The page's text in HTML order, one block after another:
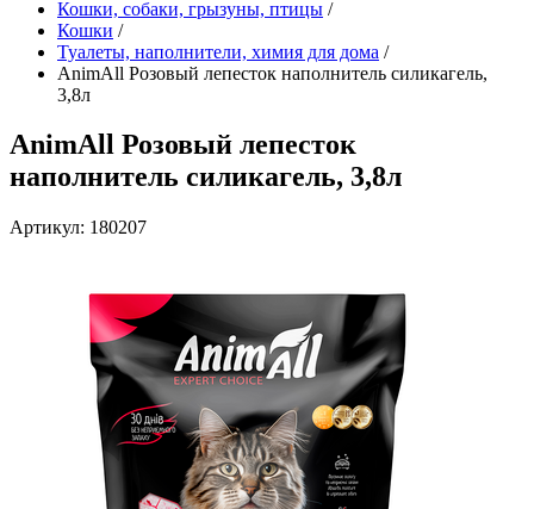
Кошки, собаки, грызуны, птицы /
Кошки /
Туалеты, наполнители, химия для дома /
AnimAll Розовый лепесток наполнитель силикагель,
3,8л
AnimAll Розовый лепесток
наполнитель силикагель, 3,8л
Артикул: 180207